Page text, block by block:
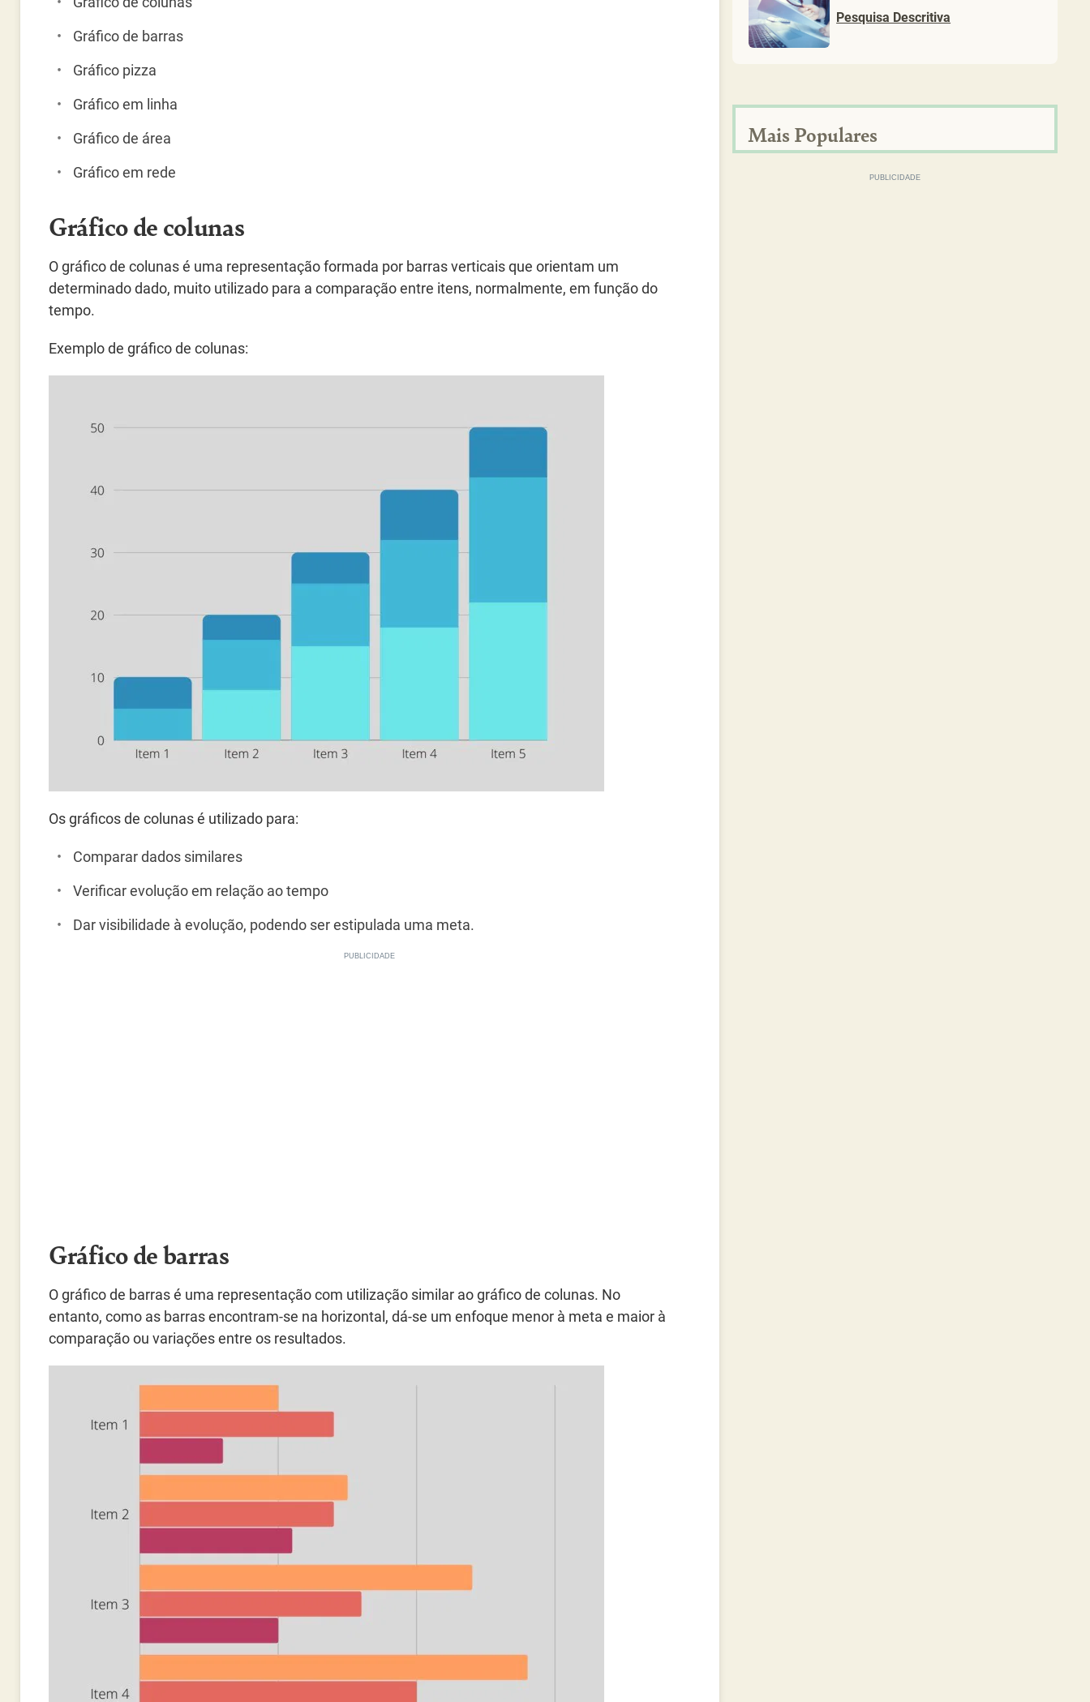
Gráfico de barras
Gráfico pizza
Gráfico em linha
Gráfico de área
Gráfico em rede
Gráfico de colunas
O gráfico de colunas é uma representação formada por barras verticais que orientam um
determinado dado, muito utilizado para a comparação entre itens, normalmente, em função do
tempo.
Exemplo de gráfico de colunas:
Os gráficos de colunas é utilizado para:
Comparar dados similares
Verificar evolução em relação ao tempo
Dar visibilidade à evolução, podendo ser estipulada uma meta.
Gráfico de barras
O gráfico de barras é uma representação com utilização similar ao gráfico de colunas. No
entanto, como as barras encontram-se na horizontal, dá-se um enfoque menor à meta e maior à
comparação ou variações entre os resultados.
Pesquisa Descritiva
Mais Populares